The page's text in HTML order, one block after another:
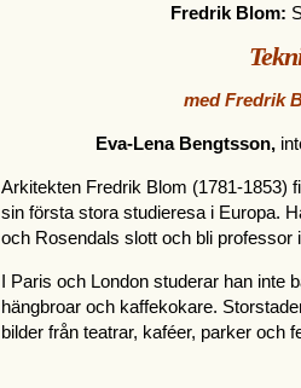
Fredrik Blom:
med Fredrik
Eva-Lena Bengtsson,
Arkitekten Fredrik Blom (1781-1853)
sin första stora studieresa i Europa.
och Rosendals slott och bli
I Paris och London studerar han inte
hängbroar och kaffekokare.
bilder från teatrar, kaféer, parker och